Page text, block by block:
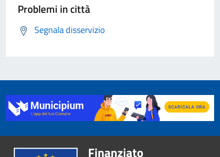
Problemi in città
Segnala disservizio